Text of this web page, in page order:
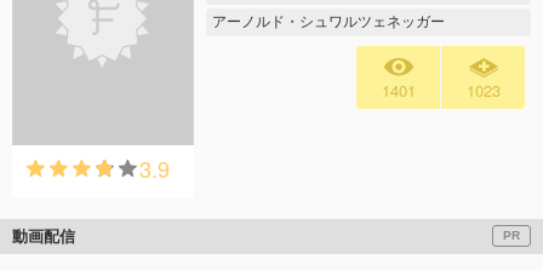
3.9
アーノルド・シュワルツェネッガー
1401 1023
動画配信 PR